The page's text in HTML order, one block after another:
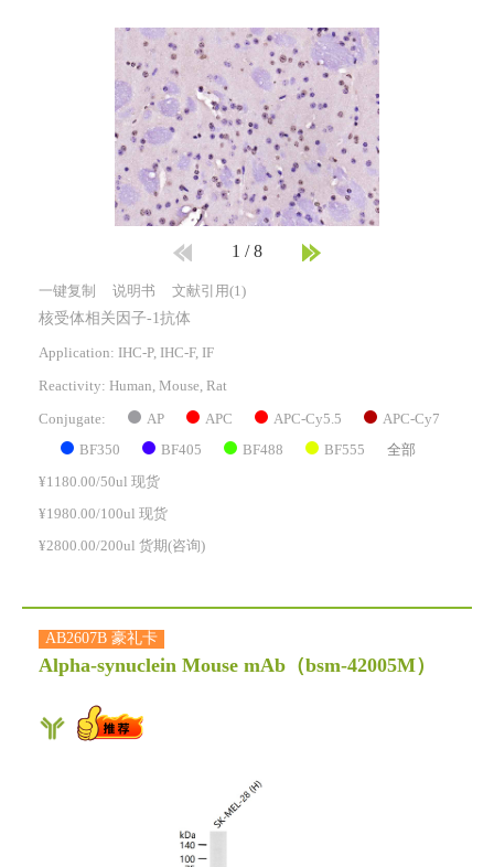
1 /8
一键复制 说明书 文献引用(1)
核受体相关因子-1抗体
Application: IHC-P, IHC-F, IF
Reactivity: Human, Mouse, Rat
Conjugate: AP APC APC-Cy5.5 APC-Cy7
BF350 BF405 BF488 BF555 全部
¥1180.00/50ul 现货
¥1980.00/100ul 现货
¥2800.00/200ul 货期(咨询)
AB2607B 豪礼卡
Alpha-synuclein Mouse mAb （bsm-42005M）